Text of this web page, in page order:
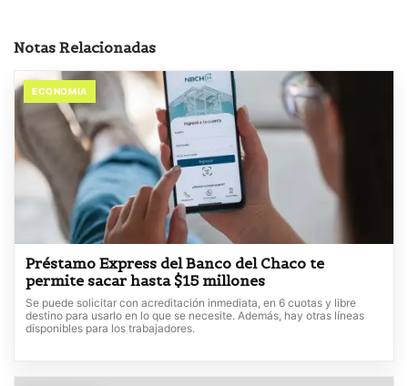
Notas Relacionadas
ECONOMIA
Préstamo Express del Banco del Chaco te
permite sacar hasta $15 millones
Se puede solicitar con acreditación inmediata, en 6 cuotas y libre
destino para usarlo en lo que se necesite. Además, hay otras líneas
disponibles para los trabajadores.